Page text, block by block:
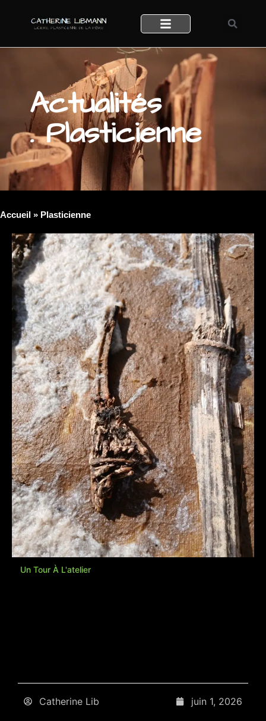
Actualités
. Plasticienne
Accueil » Plasticienne
Un Tour À L'atelier
Catherine Lib juin 1, 2026